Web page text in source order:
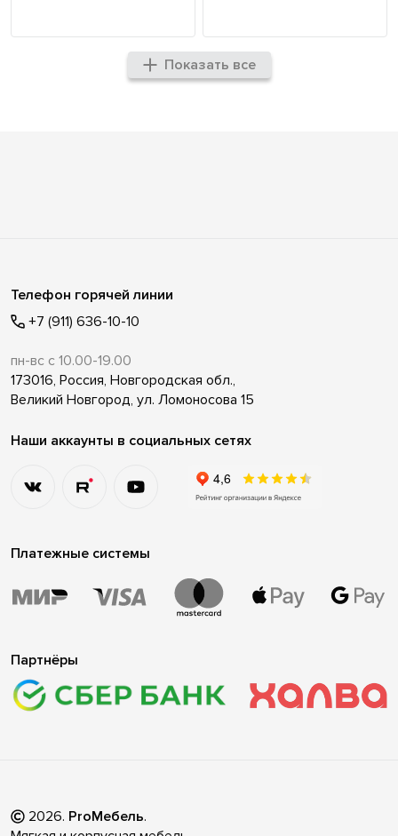
Показать все
Телефон горячей линии
+7 (911) 636-10-10
пн-вс с 10.00-19.00
173016, Россия, Новгородская обл.,
Великий Новгород, ул. Ломоносова 15
Наши аккаунты в социальных сетях
Платежные системы
Партнёры
2026. ProМебель.